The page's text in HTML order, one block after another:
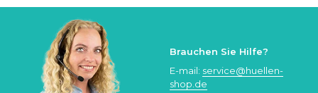
Brauchen Sie Hilfe?
E-mail: service@huellen-
shop.de